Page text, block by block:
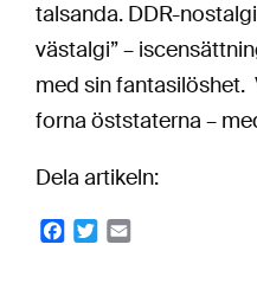
talsanda. DDR-
västalgi” –
med sin fantasilöshet.
forna öststaterna –
Dela artikeln:
Facebook
Twitter